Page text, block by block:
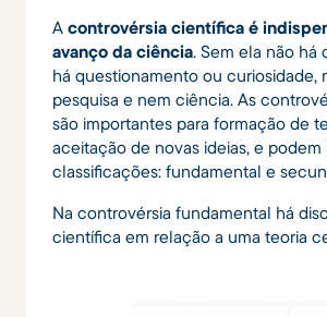
A controvérsia científica é
avanço da ciência. Sem ela não há
há questionamento ou curiosidade,
pesquisa e nem ciência. As
são importantes para formação de
aceitação de novas ideias, e
classificações: fundamental e
Na controvérsia fundamental há
científica em relação a uma teoria